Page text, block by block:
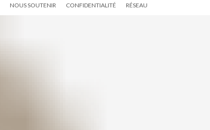
NOUS SOUTENIR CONFIDENTIALITÉ RÉSEAU